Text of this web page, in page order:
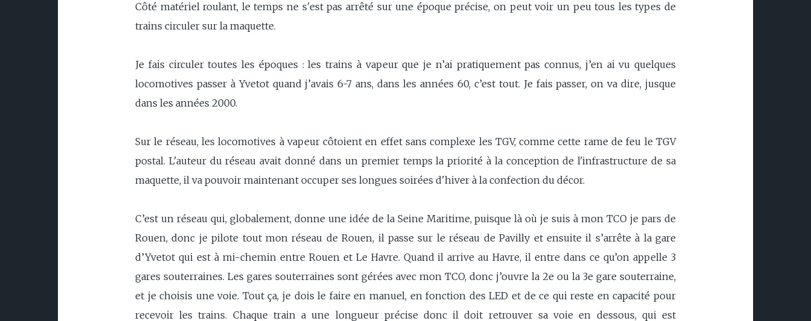
Côté matériel roulant, le temps ne s'est pas arrêté sur une époque précise, on peut voir un peu tous les types de
trains circuler sur la maquette.
Je fais circuler toutes les époques : les trains à vapeur que je n’ai pratiquement pas connus, j’en ai vu quelques
locomotives passer à Yvetot quand j’avais 6-7 ans, dans les années 60, c’est tout. Je fais passer, on va dire, jusque
dans les années 2000.
Sur le réseau, les locomotives à vapeur côtoient en effet sans complexe les TGV, comme cette rame de feu le TGV
postal. L'auteur du réseau avait donné dans un premier temps la priorité à la conception de l'infrastructure de sa
maquette, il va pouvoir maintenant occuper ses longues soirées d'hiver à la confection du décor.
C’est un réseau qui, globalement, donne une idée de la Seine Maritime, puisque là où je suis à mon TCO je pars de
Rouen, donc je pilote tout mon réseau de Rouen, il passe sur le réseau de Pavilly et ensuite il s’arrête à la gare
d’Yvetot qui est à mi-chemin entre Rouen et Le Havre. Quand il arrive au Havre, il entre dans ce qu’on appelle 3
gares souterraines. Les gares souterraines sont gérées avec mon TCO, donc j’ouvre la 2e ou la 3e gare souterraine,
et je choisis une voie. Tout ça, je dois le faire en manuel, en fonction des LED et de ce qui reste en capacité pour
recevoir les trains. Chaque train a une longueur précise donc il doit retrouver sa voie en dessous, qui est